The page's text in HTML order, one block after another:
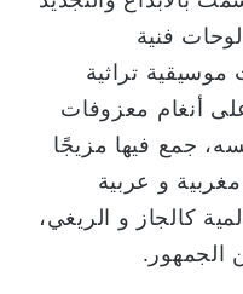
فنية
تراثية
أنغام معزوفات
جمع فيها مزيجًا
و عربية
كالجاز و الريغي،
الجمهور.